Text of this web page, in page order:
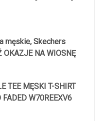
męskie, Skechers
OKAZJE NA WIOSNĘ
TEE MĘSKI T-SHIRT
FADED W70REEXV6